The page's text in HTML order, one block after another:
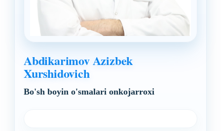
Abdikarimov Azizbek
Xurshidovich
Bo'sh boyin o'smalari onkojarroxi